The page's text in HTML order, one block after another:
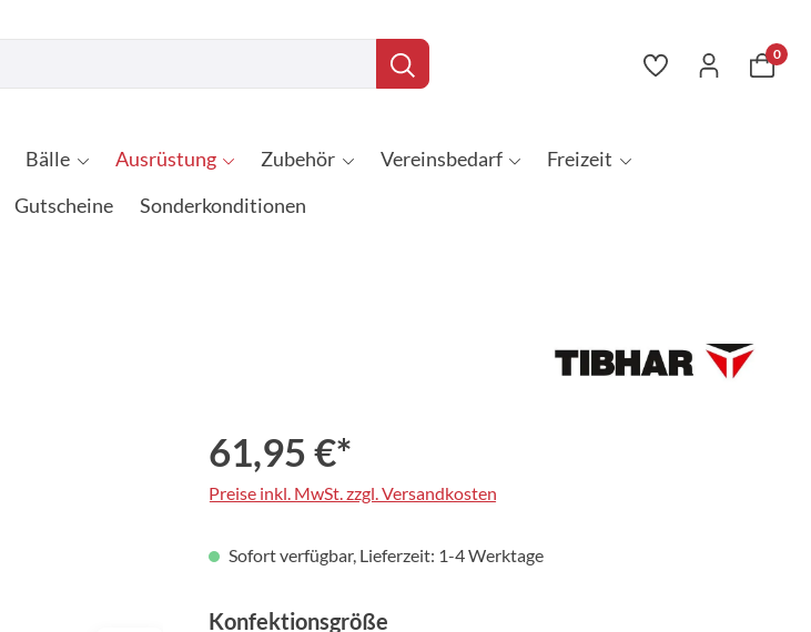
0
Bälle Ausrüstung Zubehör Vereinsbedarf
Freizeit
Gutscheine Sonderkonditionen
61,95 €*
Preise inkl. MwSt. zzgl. Versandkosten
Sofort verfügbar, Lieferzeit: 1-4 Werktage
Konfektionsgrößeauswählen